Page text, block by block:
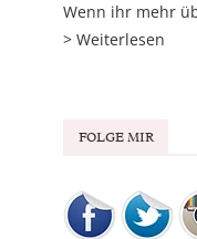
Wenn ihr mehr
> Weiterlesen
FOLGE MIR